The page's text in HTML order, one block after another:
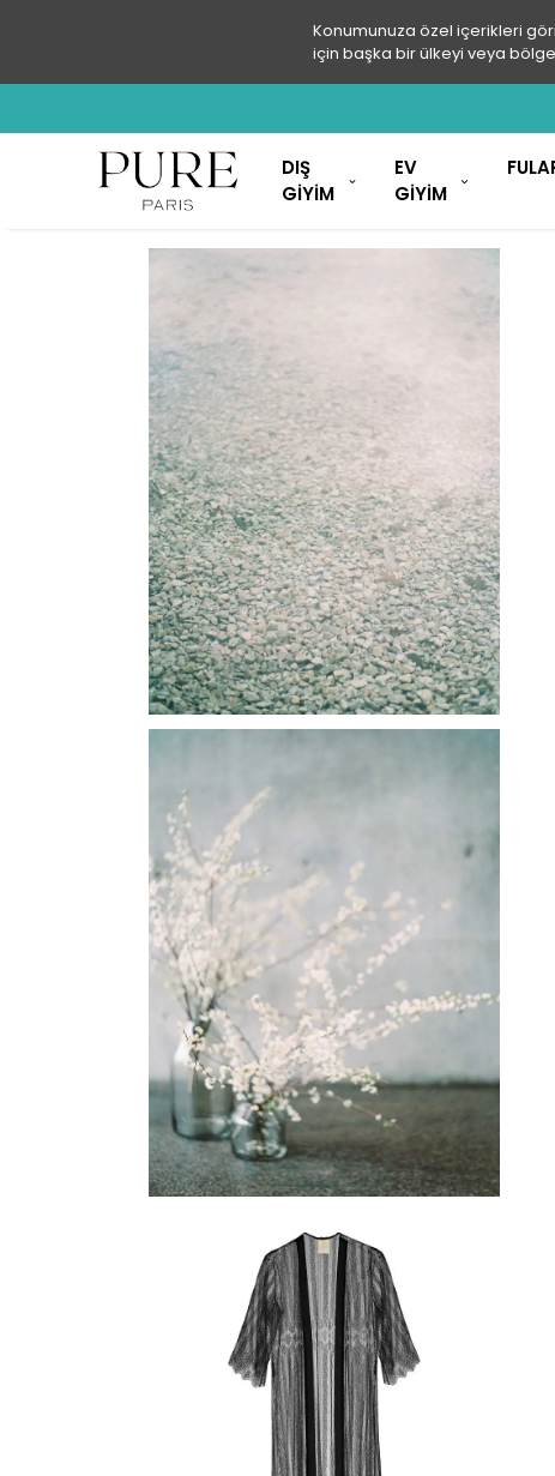
Konumunuza özel içerikleri
için başka bir ülkeyi veya
DIŞ
GİYİM
EV
GİYİM